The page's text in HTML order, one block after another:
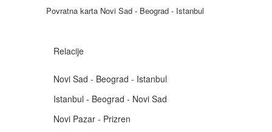
Povratna karta Novi Sad - Beograd - Istanbul
Relacije
Novi Sad - Beograd - Istanbul
Istanbul - Beograd - Novi Sad
Novi Pazar - Prizren